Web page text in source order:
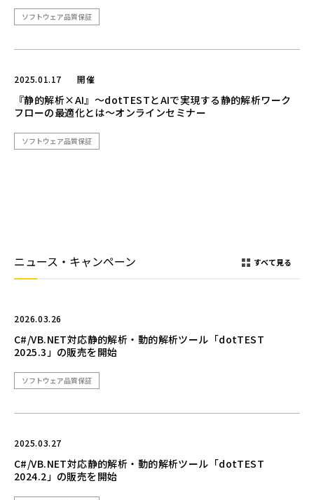
ソフトウェア品質保証
2025.01.17 開催
『静的解析×AI』～dotTESTとAIで実現する静的解析ワーク
フローの最適化とは～オンラインセミナー
ソフトウェア品質保証
ニュース・キャンペーン
2026.03.26
C#/VB.NET対応静的解析・動的解析ツール「dotTEST
2025.3」の販売を開始
ソフトウェア品質保証
2025.03.27
C#/VB.NET対応静的解析・動的解析ツール「dotTEST
2024.2」の販売を開始
すべて見る